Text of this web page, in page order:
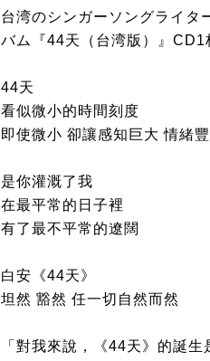
台湾のシンガーソングライタ
バム『44天（台湾版）』
44天
看似微小的時間刻度
即使微小 卻讓感知巨大 情緒
是你灌溉了我
在最平常的日子裡
有了最不平常的遼闊
白安《44天》
坦然 豁然 任一切自然而然
「對我來說，《44天》的誕